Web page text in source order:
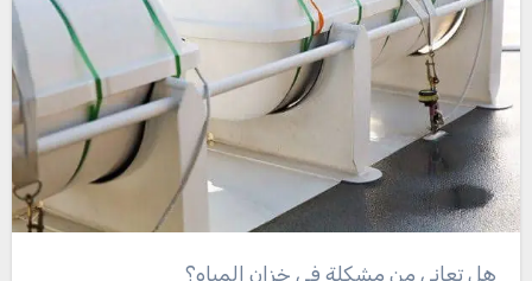
هل تعاني من مشكلة في خزان المياه؟